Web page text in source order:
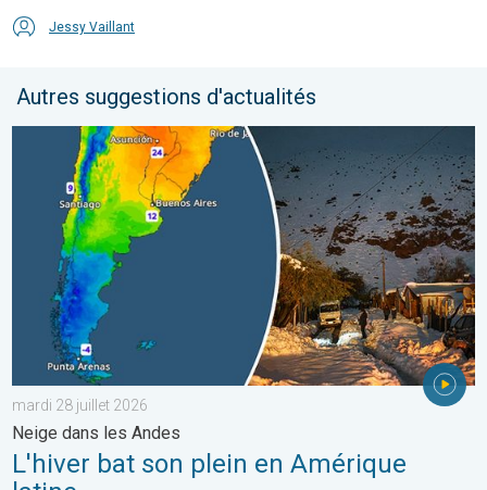
Jessy Vaillant
Autres suggestions d'actualités
L'hiver bat son plein en Amérique latine. Neige dans les
mardi 28 juillet 2026
Neige dans les Andes
L'hiver bat son plein en Amérique